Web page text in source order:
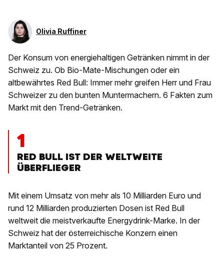
Olivia Ruffiner
Der Konsum von energiehaltigen Getränken nimmt in der
Schweiz zu. Ob Bio-Mate-Mischungen oder ein
altbewährtes Red Bull: Immer mehr greifen Herr und Frau
Schweizer zu den bunten Muntermachern. 6 Fakten zum
Markt mit den Trend-Getränken.
1
RED BULL IST DER WELTWEITE
ÜBERFLIEGER
Mit einem Umsatz von mehr als 10 Milliarden Euro und
rund 12 Milliarden produzierten Dosen ist Red Bull
weltweit die meistverkaufte Energydrink-Marke. In der
Schweiz hat der österreichische Konzern einen
Marktanteil von 25 Prozent.